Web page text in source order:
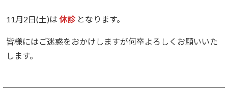
11月2日(土)は 休診 となります。
皆様にはご迷惑をおかけしますが何卒よろしくお願いいた
します。